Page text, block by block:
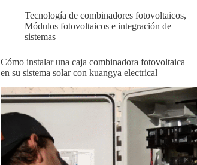
Tecnología de combinadores fotovoltaicos,
Módulos fotovoltaicos e integración de
sistemas
Cómo instalar una caja combinadora fotovoltaica
en su sistema solar con kuangya electrical